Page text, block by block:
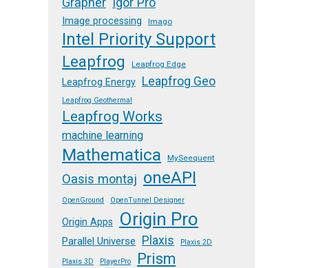
Image processing Imago
Intel Priority Support
Leapfrog Leapfrog Edge
Leapfrog Energy Leapfrog Geo
Leapfrog Geothermal
Leapfrog Works
machine learning
Mathematica MySeequent
Oasis montaj oneAPI
OpenGround OpenTunnel Designer
Origin Apps Origin Pro
Parallel Universe Plaxis Plaxis 2D
Plaxis 3D PlayerPro Prism